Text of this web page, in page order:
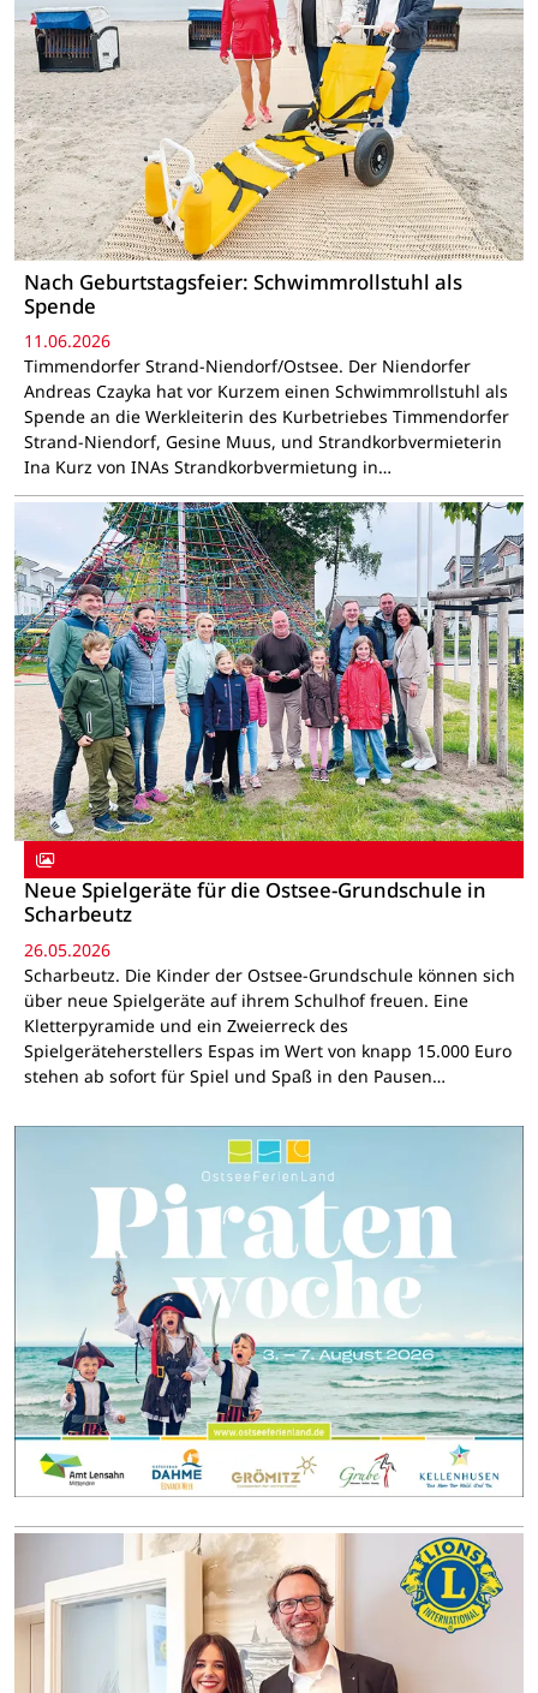
Nach Geburtstagsfeier: Schwimmrollstuhl als
Spende
11.06.2026
Timmendorfer Strand-Niendorf/Ostsee. Der Niendorfer
Andreas Czayka hat vor Kurzem einen Schwimmrollstuhl als
Spende an die Werkleiterin des Kurbetriebes Timmendorfer
Strand-Nien­dorf, Gesine Muus, und Strandkorbvermieterin
Ina Kurz von INAs Strandkorbvermietung in…
Neue Spielgeräte für die Ostsee-Grundschule in
Scharbeutz
26.05.2026
Scharbeutz. Die Kinder der Ostsee-Grundschule können sich
über neue Spielgeräte auf ihrem Schulhof freuen. Eine
Kletterpyramide und ein Zweierreck des
Spielgeräteherstellers Espas im Wert von knapp 15.000 Euro
stehen ab sofort für Spiel und Spaß in den Pausen…